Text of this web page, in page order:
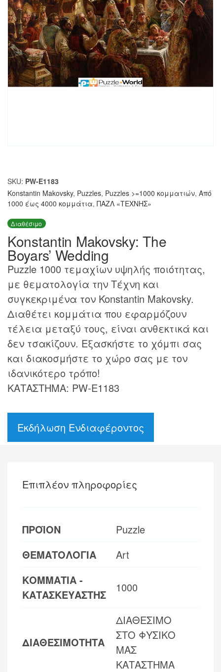
SKU: PW-E1183
Konstantin Makovsky, Puzzles, Puzzles >=1000 κομματιών, Από
1000 έως 4000 κομμάτια, ΠΑΖΛ «ΤΕΧΝΗΣ»
Διαθέσιμο
Konstantin Makovsky: The
Boyars’ Wedding
Puzzle 1000 τεμαχίων υψηλής ποιότητας,
με θεματολογία την Τέχνη και
συγκεκριμένα τον Konstantin Makovsky.
Διαθέτει κομμάτια που εφαρμόζουν
τέλεια μεταξύ τους, είναι ανθεκτικά και
δεν τσακίζουν. Εξασκήστε το χόμπι σας
και διακοσμήστε το χώρο σας με τον
ιδανικότερο τρόπο!
ΚΑΤΑΣΤΗΜΑ: PW-E1183
Εκδήλωση Ενδιαφέροντος
Επιπλέον πληροφορίες
ΠΡΟΪΟΝ
Puzzle
ΘΕΜΑΤΟΛΟΓΙΑ
Art
ΚΟΜΜΑΤΙΑ -
ΚΑΤΑΣΚΕΥΑΣΤΗΣ
1000
ΔΙΑΘΕΣΙΜΟΤΗΤΑ
ΔΙΑΘΕΣΙΜΟ
ΣΤΟ ΦΥΣΙΚΟ
ΜΑΣ
ΚΑΤΑΣΤΗΜΑ